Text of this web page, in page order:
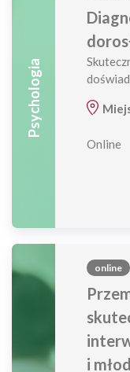
Psychologia
Online
online
i